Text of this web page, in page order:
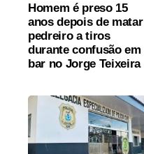
Homem é preso 15
anos depois de matar
pedreiro a tiros
durante confusão em
bar no Jorge Teixeira